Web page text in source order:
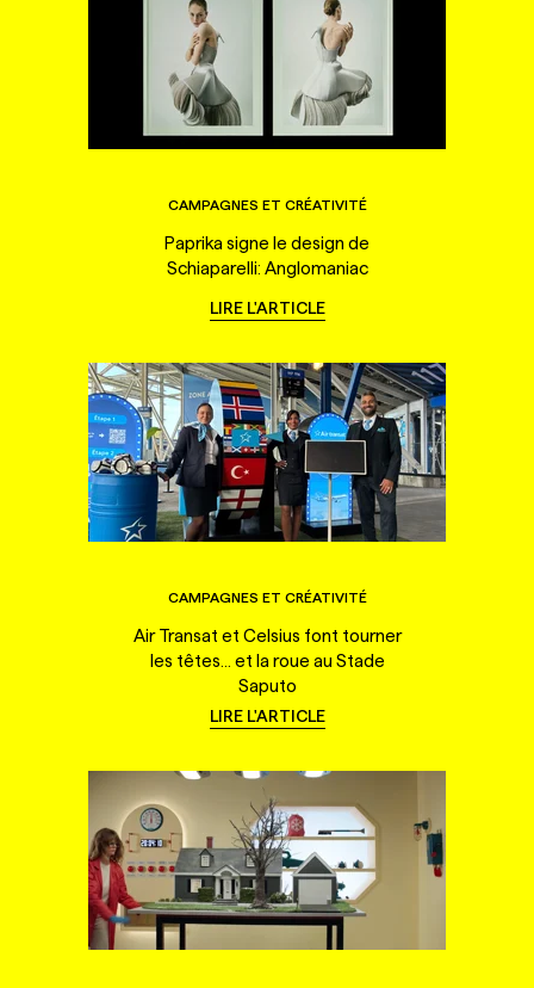
CAMPAGNES ET CRÉATIVITÉ
Paprika signe le design de
Schiaparelli: Anglomaniac
LIRE L'ARTICLE
CAMPAGNES ET CRÉATIVITÉ
Air Transat et Celsius font tourner
les têtes... et la roue au Stade
Saputo
LIRE L'ARTICLE